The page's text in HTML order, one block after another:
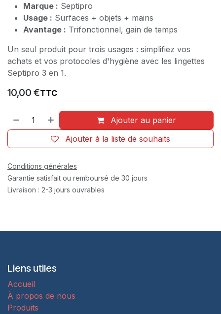
Marque : Septipro
Usage : Surfaces + objets + mains
Avantage : Trifonctionnel, gain de temps
Un seul produit pour trois usages : simplifiez vos
achats et vos protocoles d'hygiène avec les lingettes
Septipro 3 en 1.
10,00 €TTC
Ajouter au panier
Ajouter à la liste de souhaits
Conditions générales
Garantie satisfait ou remboursé de 30 jours
Livraison : 2-3 jours ouvrables
Liens utiles
Accueil
À propos de nous
Produits